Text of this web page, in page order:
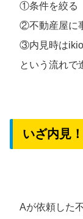
①条件を絞る
②不動産屋に
③内見時はikio
という流れで
いざ内見！
Aが依頼した